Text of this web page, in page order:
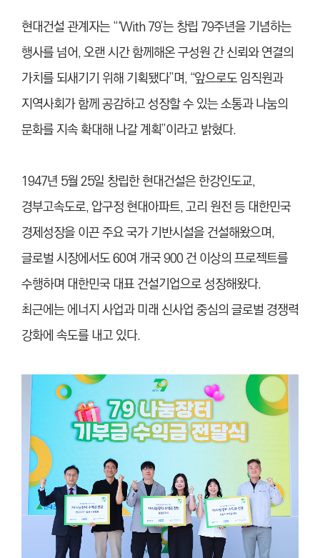
현대건설 관계자는 “‘With 79’는 창립 79주년을 기념하는
행사를 넘어, 오랜 시간 함께해온 구성원 간 신뢰와 연결의
가치를 되새기기 위해 기획됐다”며, “앞으로도 임직원과
지역사회가 함께 공감하고 성장할 수 있는 소통과 나눔의
문화를 지속 확대해 나갈 계획”이라고 밝혔다.
1947년 5월 25일 창립한 현대건설은 한강인도교,
경부고속도로, 압구정 현대아파트, 고리 원전 등 대한민국
경제성장을 이끈 주요 국가 기반시설을 건설해왔으며,
글로벌 시장에서도 60여 개국 900 건 이상의 프로젝트를
수행하며 대한민국 대표 건설기업으로 성장해왔다.
최근에는 에너지 사업과 미래 신사업 중심의 글로벌 경쟁력
강화에 속도를 내고 있다.